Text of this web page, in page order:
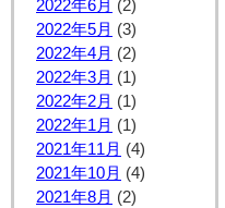
2022年6月 (2)
2022年5月 (3)
2022年4月 (2)
2022年3月 (1)
2022年2月 (1)
2022年1月 (1)
2021年11月 (4)
2021年10月 (4)
2021年8月 (2)